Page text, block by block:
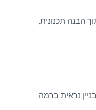
הבנה תכנונית,
נראית ברמה